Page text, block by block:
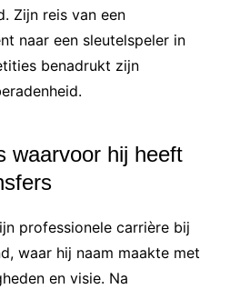
Zijn reis van een
naar een sleutelspeler in
benadrukt zijn
waarvoor hij heeft
professionele carrière bij
waar hij naam maakte met
en visie. Na